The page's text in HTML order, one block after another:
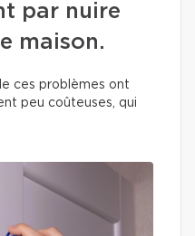
par nuire
maison.
ces problèmes ont
peu coûteuses, qui